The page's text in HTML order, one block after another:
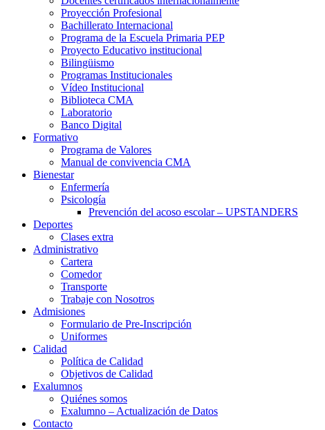
Proyección Profesional
Bachillerato Internacional
Programa de la Escuela Primaria PEP
Proyecto Educativo institucional
Bilingüismo
Programas Institucionales
Vídeo Institucional
Biblioteca CMA
Laboratorio
Banco Digital
Formativo
Programa de Valores
Manual de convivencia CMA
Bienestar
Enfermería
Psicología
Prevención del acoso escolar – UPSTANDERS
Deportes
Clases extra
Administrativo
Cartera
Comedor
Transporte
Trabaje con Nosotros
Admisiones
Formulario de Pre-Inscripción
Uniformes
Calidad
Política de Calidad
Objetivos de Calidad
Exalumnos
Quiénes somos
Exalumno – Actualización de Datos
Contacto